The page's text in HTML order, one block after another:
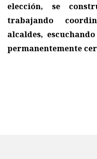
elección, se
trabajando
alcaldes,
permanentemente